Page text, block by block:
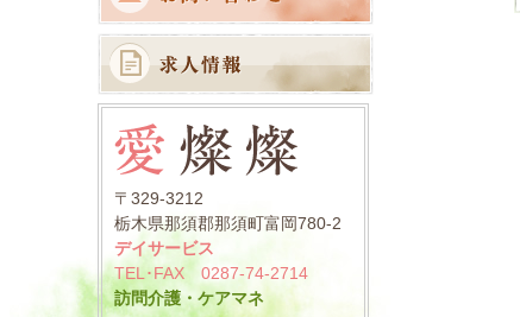
〒329-3212
栃木県那須郡那須町富岡780-2
デイサービス
TEL･FAX 0287-74-2714
訪問介護・ケアマネ